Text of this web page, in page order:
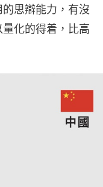
思辯能力，有沒
化的得着，比高